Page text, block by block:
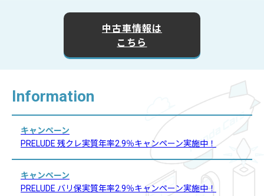
中古車情報は
こちら
Information
キャンペーン
PRELUDE 残クレ実質年率2.9％キャンペーン実施中！
キャンペーン
PRELUDE バリ保実質年率2.9％キャンペーン実施中！